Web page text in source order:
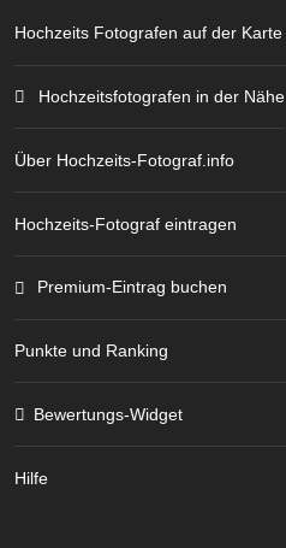
Hochzeits Fotografen auf der Karte
Hochzeitsfotografen in der Nähe
Über Hochzeits-Fotograf.info
Hochzeits-Fotograf eintragen
Premium-Eintrag buchen
Punkte und Ranking
Bewertungs-Widget
Hilfe